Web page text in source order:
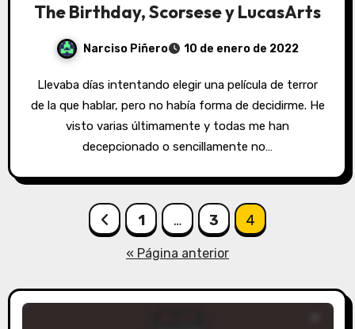
The Birthday, Scorsese y LucasArts
Narciso Piñero 10 de enero de 2022
Llevaba días intentando elegir una película de terror
de la que hablar, pero no había forma de decidirme. He
visto varias últimamente y todas me han
decepcionado o sencillamente no…
Paginación
entradas
1 … 3 4
« Página anterior